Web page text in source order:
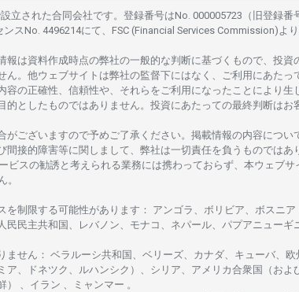
設立さ れた合同会社です。 登録番号はNo. 000005723（旧登録番
ンスNo. 4496214にて、FSC (Financial Services Commission)より
報は資料作成時点の弊社の一般的な判断に基づくもので、 投資
。 他ウェブサイトは弊社の監督下にはな く、 ご利用に あたっ
容の正確性、信頼性や、それらをご利用になったことにより 生
的としたものではありません。 投資に あたっての最終判断はお
がございますので予めご了承ください。 掲載情報の内容につい
間接的障害等に関し まして、 弊社は一切責任を負うものではあ
ビスの勧誘と 考えられる業務には携わっておらず、 本ウェブサ
。
を制限する可能性があります ： アンゴラ、ボリビア、 ボスニア
人民民主共和国、レバノン、モナコ、ネパール、パプアニューギ
ません ： ベラルーシ共和国、ベリーズ、カナダ、キューバ、 欧
ア、ドネツク、ルハンシク）、シリア、 アメリカ合衆国 （およ
） 、イラン 、ミャンマー 。